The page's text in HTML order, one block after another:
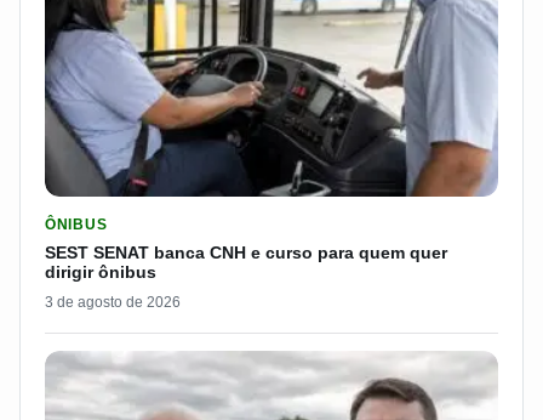
ÔNIBUS
SEST SENAT banca CNH e curso para quem quer
dirigir ônibus
3 de agosto de 2026